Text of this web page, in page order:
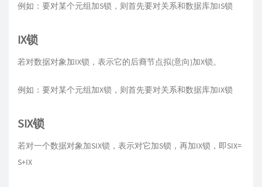
例如：要对某个元组加S锁，则首先要对关系和数据库加IS锁
IX锁
若对数据对象加IX锁，表示它的后裔节点拟(意向)加X锁。
例如：要对某个元组加X锁，则首先要对关系和数据库加IX锁
SIX锁
若对一个数据对象加SIX锁，表示对它加S锁，再加IX锁，即SIX=
S+IX